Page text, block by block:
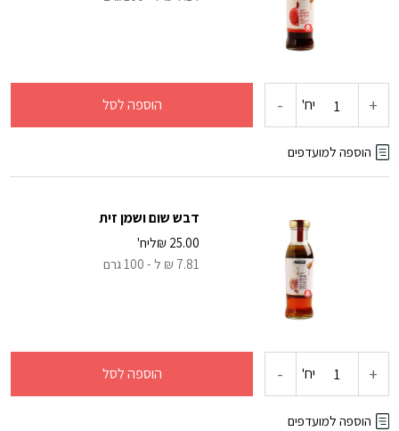
+ כמות
של
יח' - הוספה לסל
הוספה למועדפים
דבש שום ושמן זית
₪ 25.00
ליח'
7.81 ₪ ל - 100 גרם
+ כמות
של
יח' - הוספה לסל
הוספה למועדפים